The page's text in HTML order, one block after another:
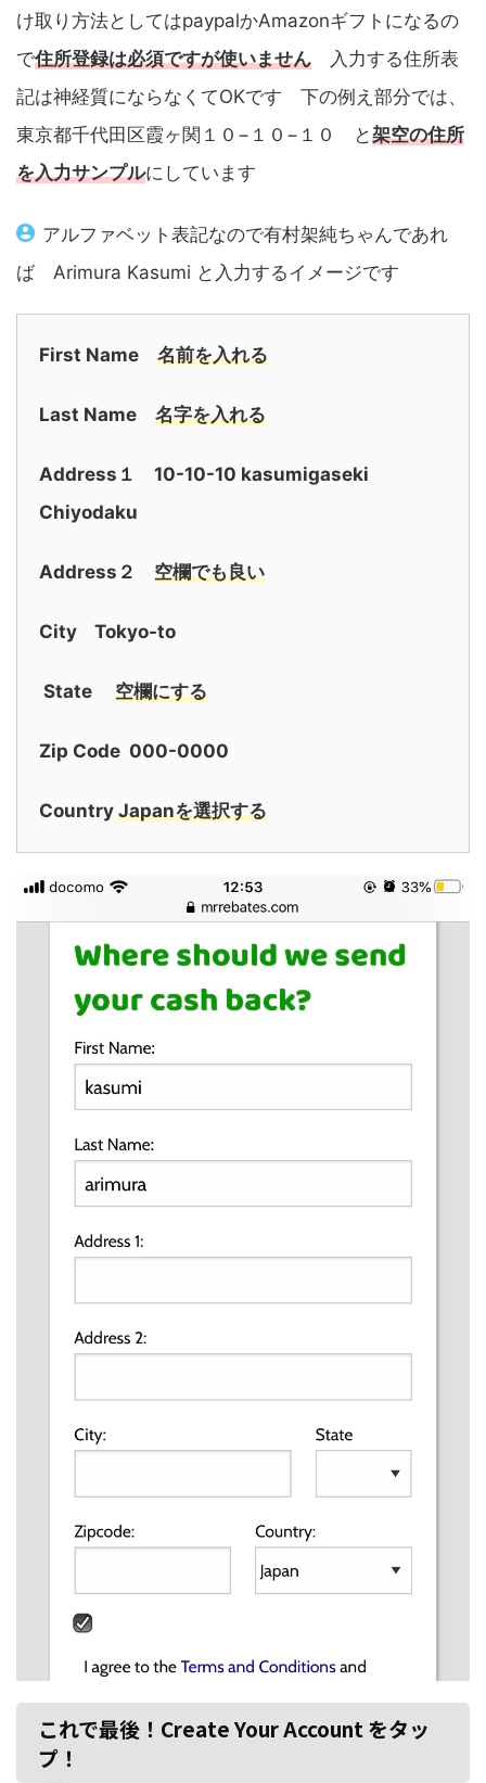
け取り方法としてはpaypalかAmazonギフトになるの
で住所登録は必須ですが使いません 入力する住所表
記は神経質にならなくてOKです 下の例え部分では、
東京都千代田区霞ヶ関１０−１０−１０ と架空の住所
を入力サンプルにしています
アルファベット表記なので有村架純ちゃんであれ
ば Arimura Kasumi と入力するイメージです
First Name 名前を入れる
Last Name 名字を入れる
Address１ 10-10-10 kasumigaseki
Chiyodaku
Address２ 空欄でも良い
City Tokyo-to
State 空欄にする
Zip Code 000-0000
Country Japanを選択する
これで最後！Create Your Account をタッ
プ！